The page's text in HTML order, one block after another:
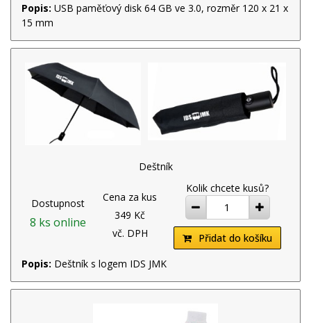
Popis: USB paměťový disk 64 GB ve 3.0, rozměr 120 x 21 x
15 mm
Deštník
Dostupnost
8 ks online
Cena za kus
349 Kč
vč. DPH
Kolik chcete kusů?
ubrat přidat
Přidat do košíku
Popis: Deštník s logem IDS JMK